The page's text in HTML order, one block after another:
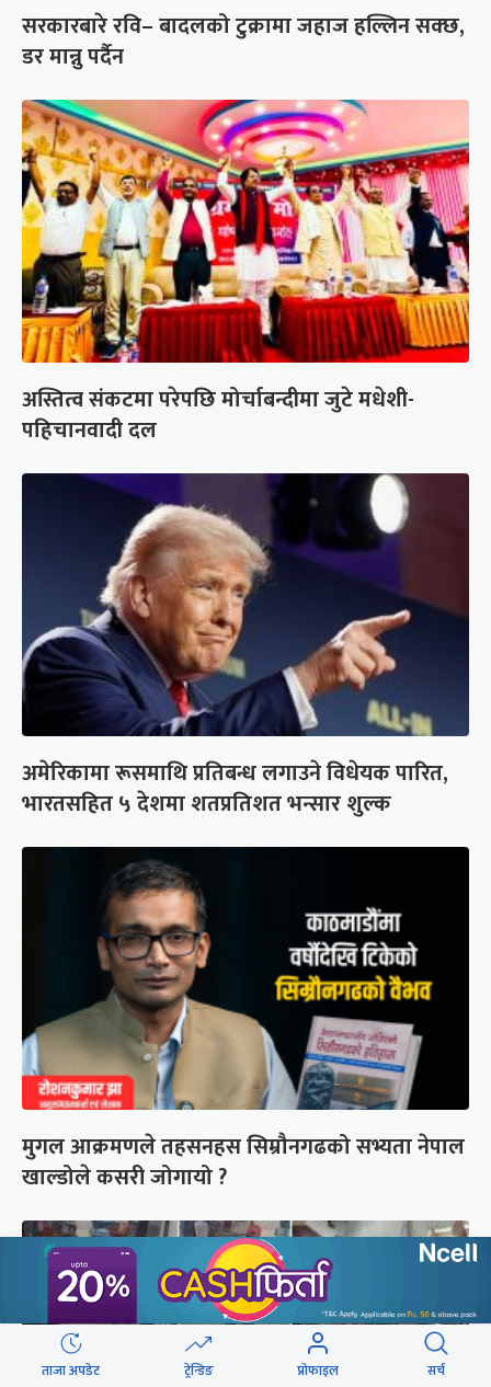
सरकारबारे रवि– बादलको टुक्रामा जहाज हल्लिन सक्छ,
डर मान्नु पर्दैन
अस्तित्व संकटमा परेपछि मोर्चाबन्दीमा जुटे मधेशी-
पहिचानवादी दल
अमेरिकामा रूसमाथि प्रतिबन्ध लगाउने विधेयक पारित,
भारतसहित ५ देशमा शतप्रतिशत भन्सार शुल्क
मुगल आक्रमणले तहसनहस सिम्रौनगढको सभ्यता नेपाल
खाल्डोले कसरी जोगायो ?
ताजा अपडेट ट्रेन्डिङ प्रोफाइल सर्च